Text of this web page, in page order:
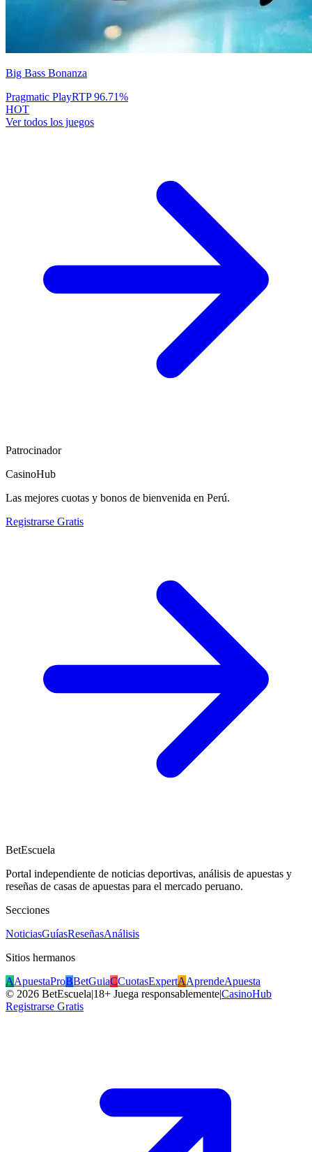
Big Bass Bonanza
Pragmatic PlayRTP96.71%
HOT
Ver todos los juegos
Patrocinador
CasinoHub
Las mejores cuotas y bonos de bienvenida en Perú.
Registrarse Gratis
BetEscuela
Portal independiente de noticias deportivas, análisis de apuestas y
reseñas de casas de apuestas para el mercado peruano.
Secciones
NoticiasGuíasReseñasAnálisis
Sitios hermanos
AApuestaProBBetGuiaCCuotasExpertAAprendeApuesta
© 2026 BetEscuela|18+ Juega responsablemente|CasinoHub
Registrarse Gratis